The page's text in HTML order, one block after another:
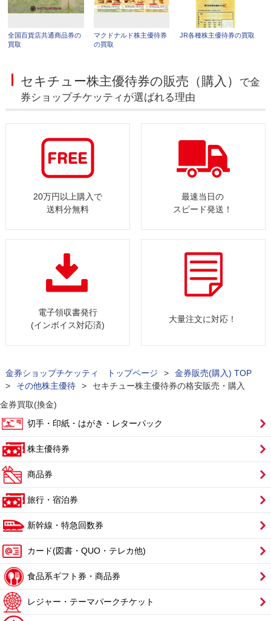
全国百貨店共通商品券の
買取
マクドナルド株主優待券
の買取
JR各種株主優待券の買取
セキチュー株主優待券の販売（購入）
で金
券ショップチケッティが選ばれる理由
20万円以上購入で
送料分無料
最速当日の
スピード発送！
電子領収書発行
(インボイス対応済)
大量注文に対応！
金券ショップチケッティ トップページ >
金券販売(購入) TOP
>
その他株主優待 >
セキチュー株主優待券の格安販売・購入
金券買取(換金)
切手・印紙・はがき・レターパック
株主優待券
商品券
旅行・宿泊券
新幹線・特急回数券
カード(図書・QUO・テレカ他)
食品系ギフト券・商品券
レジャー・テーマパークチケット